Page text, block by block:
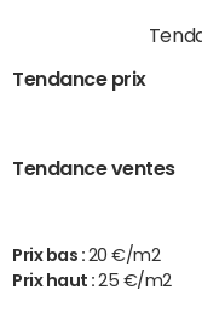
Tendance prix
Tendance ventes
Prix bas : 20 €/m2
Prix haut :25 €/m2